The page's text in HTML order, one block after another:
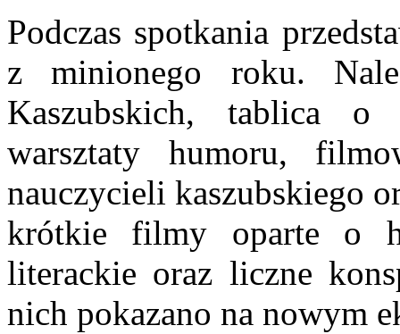
Podczas spotkania
z minionego roku.
Kaszubskich, tablica o
warsztaty humoru,
nauczycieli kaszubskiego
krótkie filmy oparte o
literackie oraz liczne
nich pokazano na nowym